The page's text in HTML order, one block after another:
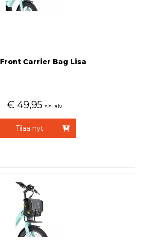
Carrier Bag Lisa
€ 49,95 sis. alv
Tilaa nyt